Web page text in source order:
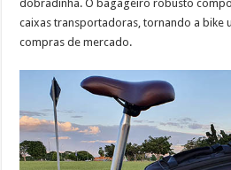
dobradinha. O bagageiro robusto
caixas transportadoras, tornando a bike
compras de mercado.